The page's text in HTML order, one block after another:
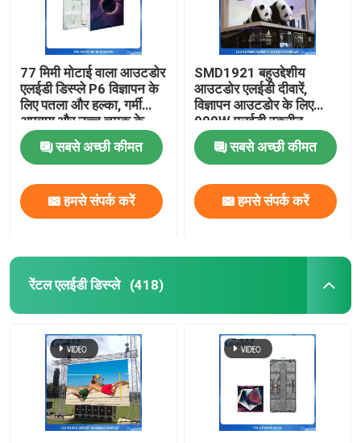
77 मिमी मोटाई वाला आउटडोर
एलईडी डिस्प्ले P6 विज्ञापन के
लिए पतला और हल्का, गर्मी
अपव्यय और उच्च चमक के
साथ
सबसे अच्छी कीमत
हमसे संपर्क करें
SMD1921 बहुउद्देशीय
आउटडोर एलईडी दीवारें,
विज्ञापन आउटडोर के लिए
900W एलईडी स्क्रीन
सबसे अच्छी कीमत
हमसे संपर्क करें
रेंटल एलईडी डिस्प्ले (418)